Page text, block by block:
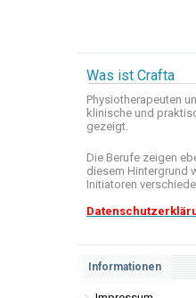
Was ist Crafta
Physiotherapeuten
klinische und
gezeigt.
Die Berufe zeigen
diesem Hintergrund
Initiatoren
Informationen